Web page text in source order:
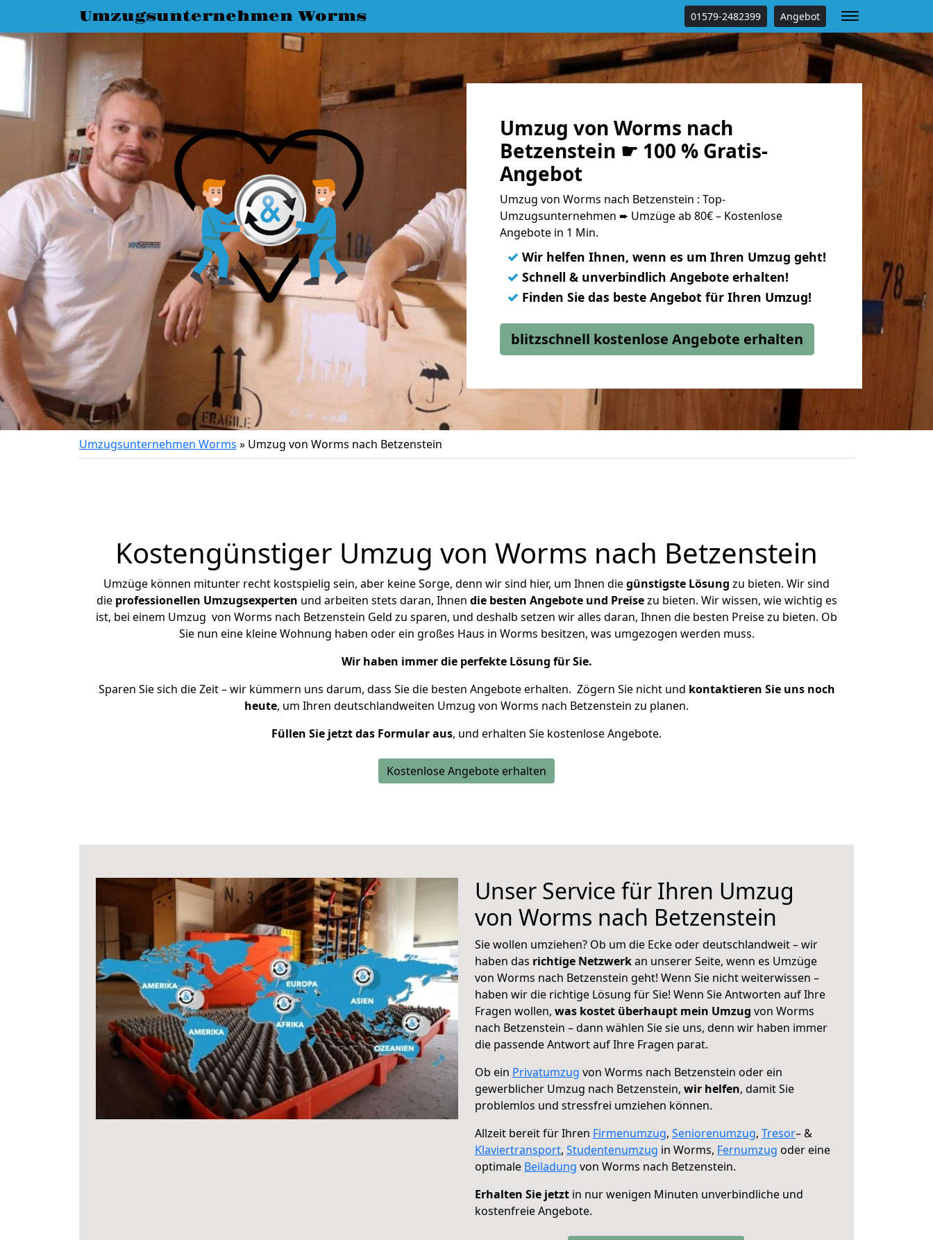
Umzugsunternehmen Worms 01579-2482399 Angebot
Umzug von Worms nach
Betzenstein ☛ 100 % Gratis-
Angebot
Umzug von Worms nach Betzenstein : Top-
Umzugsunternehmen ➨ Umzüge ab 80€ – Kostenlose
Angebote in 1 Min.
✓ Wir helfen Ihnen, wenn es um Ihren Umzug geht!
✓ Schnell & unverbindlich Angebote erhalten!
✓ Finden Sie das beste Angebot für Ihren Umzug!
blitzschnell kostenlose Angebote erhalten
Umzugsunternehmen Worms » Umzug von Worms nach Betzenstein
Kostengünstiger Umzug von Worms nach Betzenstein
Umzüge können mitunter recht kostspielig sein, aber keine Sorge, denn wir sind hier, um Ihnen diegünstigste Lösung zu bieten. Wir sind
die professionellen Umzugsexperten und arbeiten stets daran, Ihnen die besten Angebote und Preisezu bieten. Wir wissen, wie wichtig es
ist, bei einem Umzug von Worms nach Betzenstein Geld zu sparen, und deshalb setzen wir alles daran, Ihnen die besten Preise zu bieten. Ob
Sie nun eine kleine Wohnung haben oder ein großes Haus in Worms besitzen, was umgezogen werden muss.
Wir haben immer die perfekte Lösung für Sie.
Sparen Sie sich die Zeit – wir kümmern uns darum, dass Sie die besten Angebote erhalten. Zögern Sie nicht und kontaktieren Sie uns noch
heute, um Ihren deutschlandweiten Umzug von Worms nach Betzenstein zu planen.
Füllen Sie jetzt das Formular aus, und erhalten Sie kostenlose Angebote.
Kostenlose Angebote erhalten
Unser Service für Ihren Umzug
von Worms nach Betzenstein
Sie wollen umziehen? Ob um die Ecke oder deutschlandweit – wir
haben das richtige Netzwerkan unserer Seite, wenn es Umzüge
von Worms nach Betzenstein geht! Wenn Sie nicht weiterwissen –
haben wir die richtige Lösung für Sie! Wenn Sie Antworten auf Ihre
Fragen wollen, was kostet überhaupt mein Umzug von Worms
nach Betzenstein – dann wählen Sie sie uns, denn wir haben immer
die passende Antwort auf Ihre Fragen parat.
Ob ein Privatumzug von Worms nach Betzenstein oder ein
gewerblicher Umzug nach Betzenstein, wir helfen, damit Sie
problemlos und stressfrei umziehen können.
Allzeit bereit für Ihren Firmenumzug, Seniorenumzug, Tresor– &
Klaviertransport, Studentenumzug in Worms, Fernumzug oder eine
optimale Beiladung von Worms nach Betzenstein.
Erhalten Sie jetzt in nur wenigen Minuten unverbindliche und
kostenfreie Angebote.